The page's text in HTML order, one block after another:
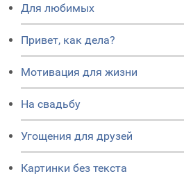
Для любимых
Привет, как дела?
Мотивация для жизни
На свадьбу
Угощения для друзей
Картинки без текста